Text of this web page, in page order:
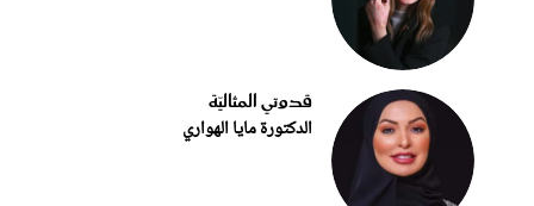
قدوتي المثاليّة
الدكتورة مايا الهواري